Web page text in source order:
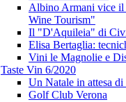
Albino Armani vice
Wine Tourism"
Il "D'Aquileia" di
Elisa Bertaglia:
Vini le Magnolie e
Taste Vin 6/2020
Un Natale in attesa di
Golf Club Verona